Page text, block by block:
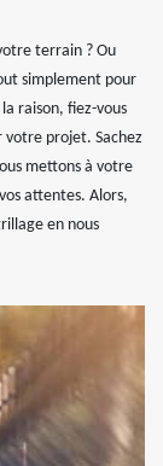
terrain ? Ou
simplement pour
raison, fiez-vous
votre projet. Sachez
mettons à votre
attentes. Alors,
en nous